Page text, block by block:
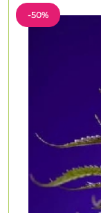
-50%